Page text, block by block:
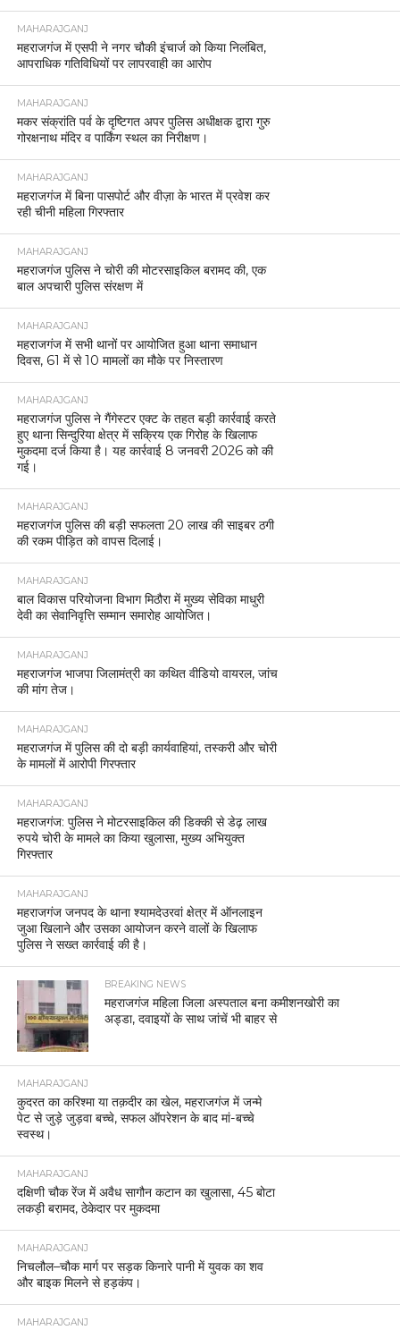
MAHARAJGANJ
महराजगंज में एसपी ने नगर चौकी इंचार्ज को किया निलंबित,
आपराधिक गतिविधियों पर लापरवाही का आरोप
MAHARAJGANJ
मकर संक्रांति पर्व के दृष्टिगत अपर पुलिस अधीक्षक द्वारा गुरु
गोरक्षनाथ मंदिर व पार्किंग स्थल का निरीक्षण।
MAHARAJGANJ
महराजगंज में बिना पासपोर्ट और वीज़ा के भारत में प्रवेश कर
रही चीनी महिला गिरफ्तार
MAHARAJGANJ
महराजगंज पुलिस ने चोरी की मोटरसाइकिल बरामद की, एक
बाल अपचारी पुलिस संरक्षण में
MAHARAJGANJ
महराजगंज में सभी थानों पर आयोजित हुआ थाना समाधान
दिवस, 61 में से 10 मामलों का मौके पर निस्तारण
MAHARAJGANJ
महराजगंज पुलिस ने गैंगेस्टर एक्ट के तहत बड़ी कार्रवाई करते
हुए थाना सिन्दुरिया क्षेत्र में सक्रिय एक गिरोह के खिलाफ
मुकदमा दर्ज किया है। यह कार्रवाई 8 जनवरी 2026 को की
गई।
MAHARAJGANJ
महराजगंज पुलिस की बड़ी सफलता 20 लाख की साइबर ठगी
की रकम पीड़ित को वापस दिलाई।
MAHARAJGANJ
बाल विकास परियोजना विभाग मिठौरा में मुख्य सेविका माधुरी
देवी का सेवानिवृत्ति सम्मान समारोह आयोजित।
MAHARAJGANJ
महराजगंज भाजपा जिलामंत्री का कथित वीडियो वायरल, जांच
की मांग तेज।
MAHARAJGANJ
महराजगंज में पुलिस की दो बड़ी कार्यवाहियां, तस्करी और चोरी
के मामलों में आरोपी गिरफ्तार
MAHARAJGANJ
महराजगंज: पुलिस ने मोटरसाइकिल की डिक्की से डेढ़ लाख
रुपये चोरी के मामले का किया खुलासा, मुख्य अभियुक्त
गिरफ्तार
MAHARAJGANJ
महराजगंज जनपद के थाना श्यामदेउरवां क्षेत्र में ऑनलाइन
जुआ खिलाने और उसका आयोजन करने वालों के खिलाफ
पुलिस ने सख्त कार्रवाई की है।
BREAKING NEWS
महराजगंज महिला जिला अस्पताल बना कमीशनखोरी का
अड्डा, दवाइयों के साथ जांचें भी बाहर से
MAHARAJGANJ
कुदरत का करिश्मा या तक़दीर का खेल, महराजगंज में जन्मे
पेट से जुड़े जुड़वा बच्चे, सफल ऑपरेशन के बाद मां-बच्चे
स्वस्थ।
MAHARAJGANJ
दक्षिणी चौक रेंज में अवैध सागौन कटान का खुलासा, 45 बोटा
लकड़ी बरामद, ठेकेदार पर मुकदमा
MAHARAJGANJ
निचलौल–चौक मार्ग पर सड़क किनारे पानी में युवक का शव
और बाइक मिलने से हड़कंप।
MAHARAJGANJ